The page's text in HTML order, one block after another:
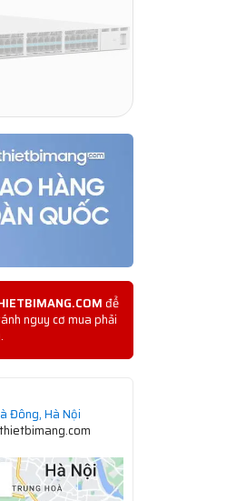
để
nguy cơ mua phải
Đông, Hà Nội